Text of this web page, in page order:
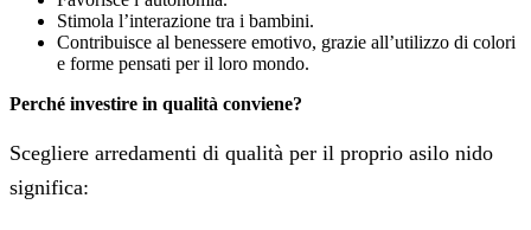
Stimola l’interazione tra i bambini.
Contribuisce al benessere emotivo, grazie all’utilizzo di colori
e forme pensati per il loro mondo.
Perché investire in qualità conviene?
Scegliere arredamenti di qualità per il proprio asilo nido
significa: